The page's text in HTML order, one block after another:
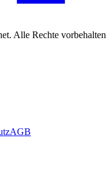
Alle Rechte vorbehalten
AGB